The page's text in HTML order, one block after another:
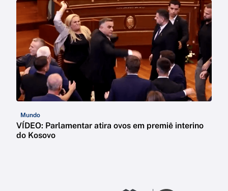
Mundo
VÍDEO: Parlamentar atira ovos em premiê interino
do Kosovo